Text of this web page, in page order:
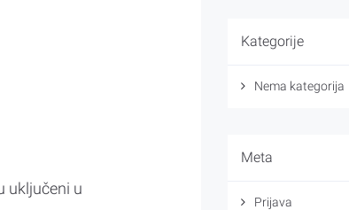
uključeni u
Kategorije
Nema kategorija
Meta
Prijava